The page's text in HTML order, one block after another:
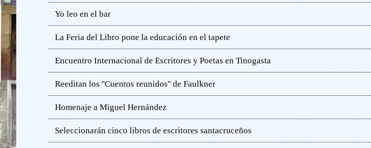
Yo leo en el bar
La Feria del Libro pone la educación en el tapete
Encuentro Internacional de Escritores y Poetas en Tinogasta
Reeditan los ''Cuentos reunidos'' de Faulkner
Homenaje a Miguel Hernández
Seleccionarán cinco libros de escritores santacruceños